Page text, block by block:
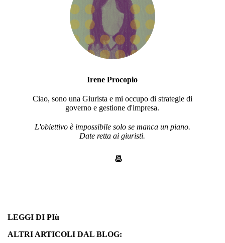
Irene Procopio
Ciao, sono una Giurista e mi occupo di strategie di
governo e gestione d'impresa.
L'obiettivo è impossibile solo se manca un piano.
Date retta ai giuristi.
LEGGI DI PIù
ALTRI ARTICOLI DAL BLOG: